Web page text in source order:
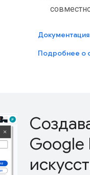
Документация
Подробнее о
Google